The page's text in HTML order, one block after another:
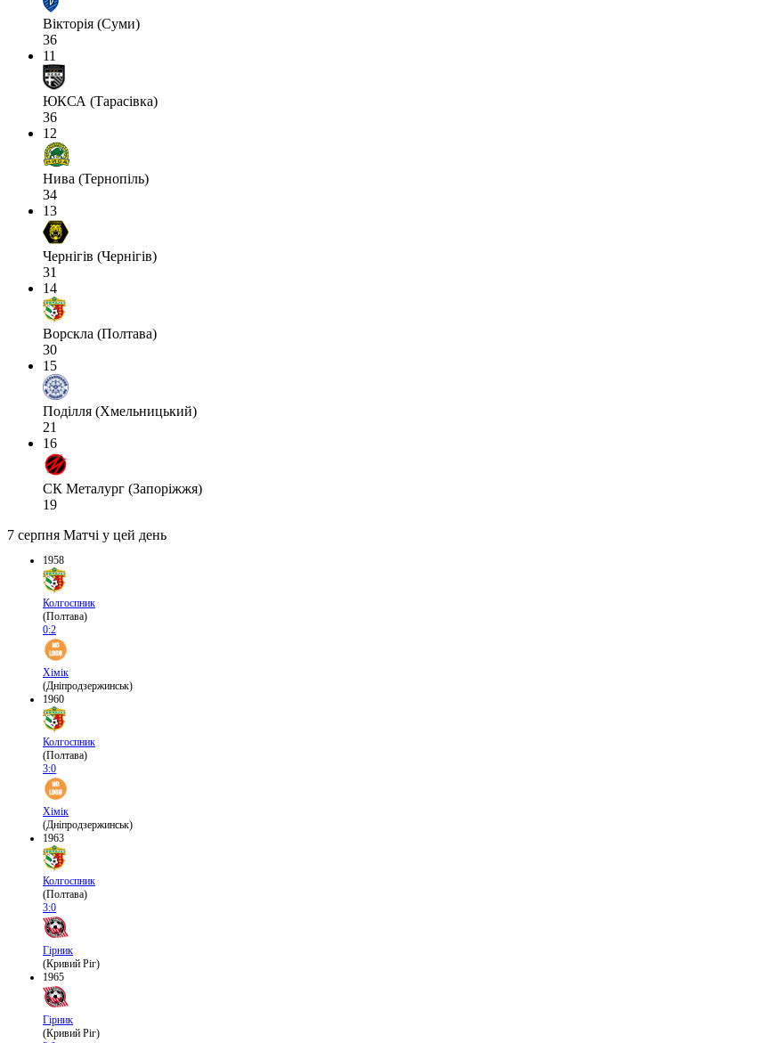
Вікторія (Суми)
36
11
ЮКСА (Тарасівка)
36
12
Нива (Тернопіль)
34
13
Чернігів (Чернігів)
31
14
Ворскла (Полтава)
30
15
Поділля (Хмельницький)
21
16
СК Металург (Запоріжжя)
19
7 серпня Матчі у цей день
1958
Колгоспник
(Полтава)
0:2
Хімік
(Дніпродзержинськ)
1960
Колгоспник
(Полтава)
3:0
Хімік
(Дніпродзержинськ)
1963
Колгоспник
(Полтава)
3:0
Гірник
(Кривий Ріг)
1965
Гірник
(Кривий Ріг)